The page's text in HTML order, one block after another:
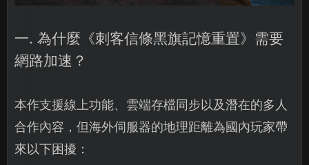
一. 為什麼《刺客信條黑旗記憶重置》需要
網路加速？
本作支援線上功能、雲端存檔同步以及潛在的多人
合作內容，但海外伺服器的地理距離為國內玩家帶
來以下困擾：